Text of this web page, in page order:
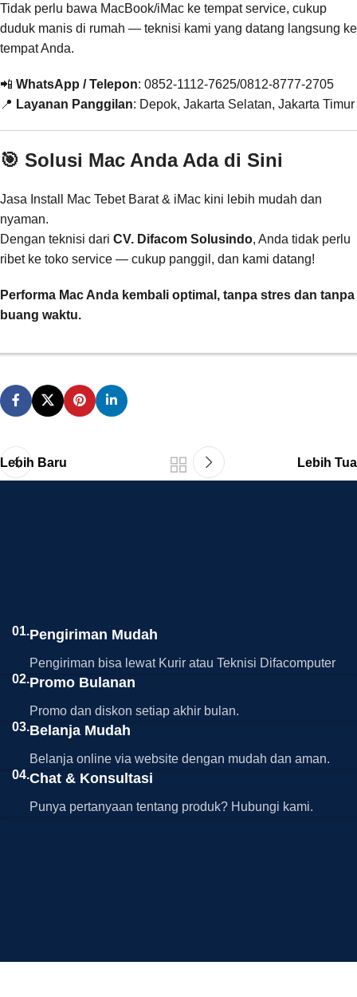
Tidak perlu bawa MacBook/iMac ke tempat service, cukup
duduk manis di rumah — teknisi kami yang datang langsung ke
tempat Anda.
📲 WhatsApp / Telepon: 0852-1112-7625/0812-8777-2705
📍 Layanan Panggilan: Depok, Jakarta Selatan, Jakarta Timur
🎯 Solusi Mac Anda Ada di Sini
Jasa Install Mac Tebet Barat & iMac kini lebih mudah dan
nyaman.
Dengan teknisi dari CV. Difacom Solusindo, Anda tidak perlu
ribet ke toko service — cukup panggil, dan kami datang!
Performa Mac Anda kembali optimal, tanpa stres dan tanpa
buang waktu.
Lebih Baru Lebih Tua
01.Pengiriman Mudah
Pengiriman bisa lewat Kurir atau Teknisi Difacomputer
02.Promo Bulanan
Promo dan diskon setiap akhir bulan.
03.Belanja Mudah
Belanja online via website dengan mudah dan aman.
04.Chat & Konsultasi
Punya pertanyaan tentang produk? Hubungi kami.